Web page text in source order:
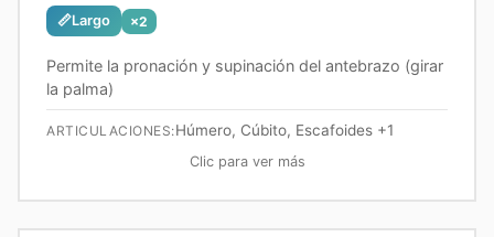
📏Largo ×2
Permite la pronación y supinación del antebrazo (girar
la palma)
ARTICULACIONES:Húmero, Cúbito, Escafoides+1
Clic para ver más